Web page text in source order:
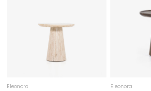
Eleonora Eleonora